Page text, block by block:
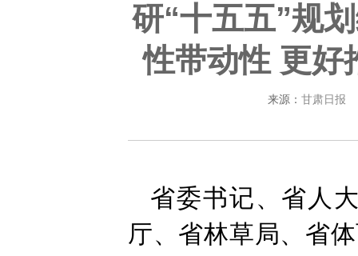
研“十五五”规
性带动性 更好
来源： 甘肃日报
省委书记、省人
厅、省林草局、省